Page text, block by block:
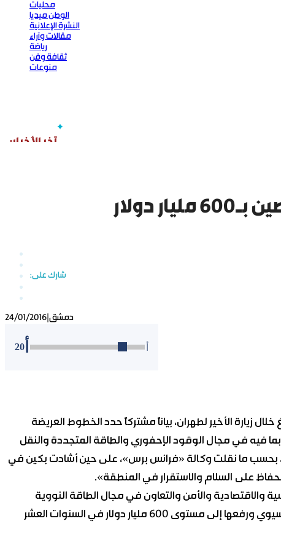
محليات
الوطن ميديا
النشرة الإعلانية
مقالات وآراء
رياضة
ثقافة وفن
منوعات
دولار
24/01/2016 دمشق
20
زيارة الأخير لطهران، بياناً مشتركاً حدد الخطوط العريضة
فيه في مجال الوقود الإحفوري والطاقة المتجددة والنقل
بحسب ما نقلت وكالة «فرانس برس»، على حين أشادت بكين في
على السلام والاستقرار في المنطقة».
في المجالات السياسية والاقتصادية والأمن والتعاون في مجال الطاقة النووية
السلمية، وقال روحاني: قررنا تعزيز علاقاتنا مع العملاق الآسيوي ورفعها إلى مستوى 600 مليار دولار في السنوات العشر